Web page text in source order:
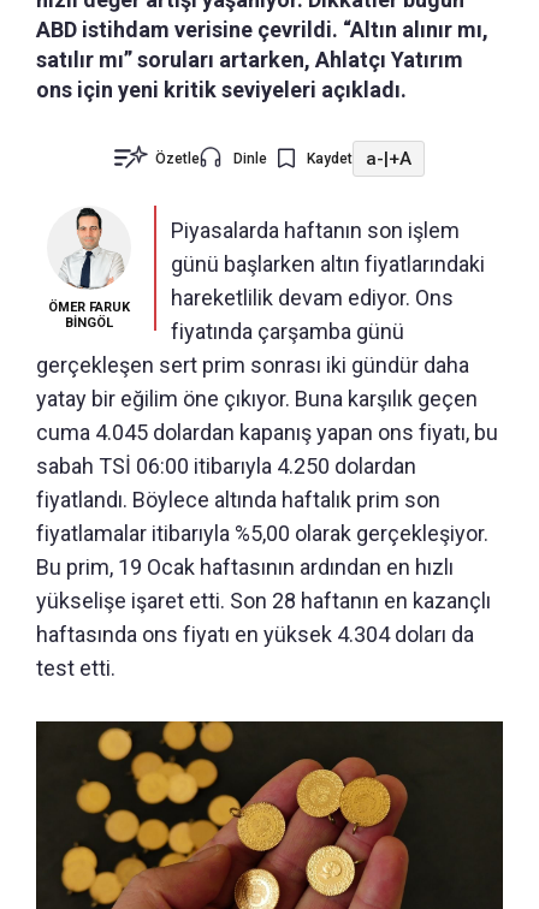
ABD istihdam verisine çevrildi. “Altın alınır mı,
satılır mı” soruları artarken, Ahlatçı Yatırım
ons için yeni kritik seviyeleri açıkladı.
Özetle Dinle Kaydet a-|+A
ÖMER FARUK
BİNGÖL
Piyasalarda haftanın son işlem
günü başlarken altın fiyatlarındaki
hareketlilik devam ediyor. Ons
fiyatında çarşamba günü
gerçekleşen sert prim sonrası iki gündür daha
yatay bir eğilim öne çıkıyor. Buna karşılık geçen
cuma 4.045 dolardan kapanış yapan ons fiyatı, bu
sabah TSİ 06:00 itibarıyla 4.250 dolardan
fiyatlandı. Böylece altında haftalık prim son
fiyatlamalar itibarıyla %5,00 olarak gerçekleşiyor.
Bu prim, 19 Ocak haftasının ardından en hızlı
yükselişe işaret etti. Son 28 haftanın en kazançlı
haftasında ons fiyatı en yüksek 4.304 doları da
test etti.